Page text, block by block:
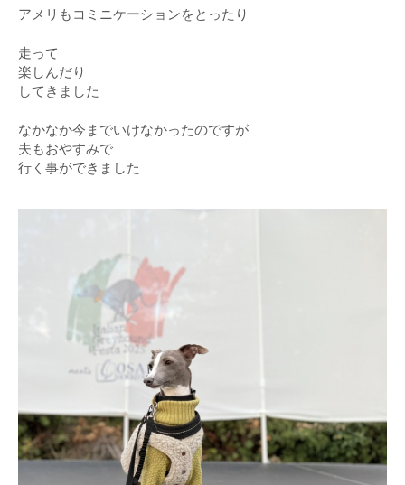
アメリもコミニケーションをとったり
走って
楽しんだり
してきました
なかなか今までいけなかったのですが
夫もおやすみで
行く事ができました